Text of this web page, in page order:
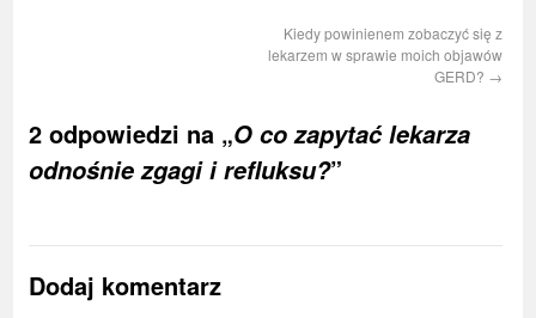
Kiedy powinienem zobaczyć się z
lekarzem w sprawie moich objawów
GERD? →
2 odpowiedzi na „O co zapytać lekarza
odnośnie zgagi i refluksu?”
Dodaj komentarz